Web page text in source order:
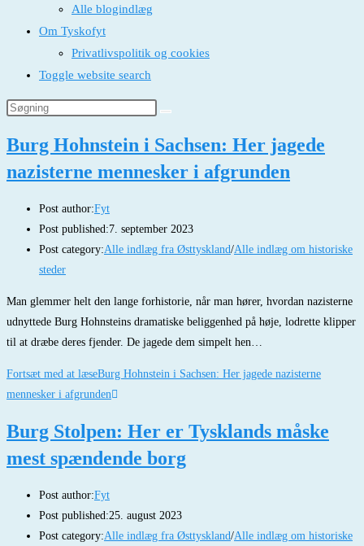
Alle blogindlæg
Om Tyskofyt
Privatlivspolitik og cookies
Toggle website search
Burg Hohnstein i Sachsen: Her jagede
nazisterne mennesker i afgrunden
Post author:Fyt
Post published:7. september 2023
Post category:Alle indlæg fra Østtyskland/Alle indlæg om historiske
steder
Man glemmer helt den lange forhistorie, når man hører, hvordan nazisterne
udnyttede Burg Hohnsteins dramatiske beliggenhed på høje, lodrette klipper
til at dræbe deres fjender. De jagede dem simpelt hen…
Fortsæt med at læseBurg Hohnstein i Sachsen: Her jagede nazisterne
mennesker i afgrunden
Burg Stolpen: Her er Tysklands måske
mest spændende borg
Post author:Fyt
Post published:25. august 2023
Post category:Alle indlæg fra Østtyskland/Alle indlæg om historiske